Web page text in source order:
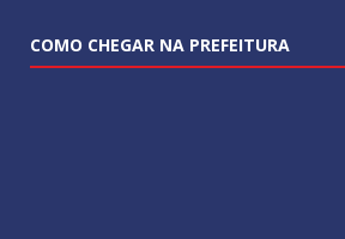
COMO CHEGAR NA PREFEITURA